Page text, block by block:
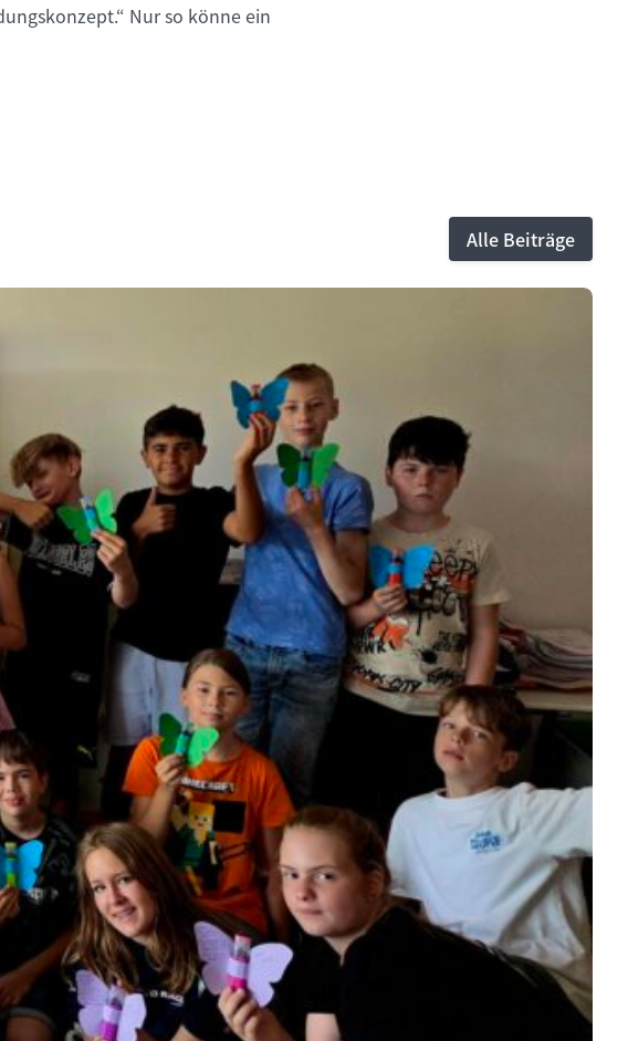
Nur so könne ein
Alle Beiträge